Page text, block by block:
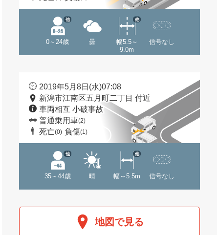
0～24歳
他
曇
幅5.5～
9.0m
他
信号なし
2019年5月8日(水)07:08
新潟市江南区五月町二丁目 付近
車両相互 小破事故
普通乗用車(2)
死亡(0) 負傷(1)
35～44歳
他
晴 幅～5.5m
他
信号なし
地図で見る